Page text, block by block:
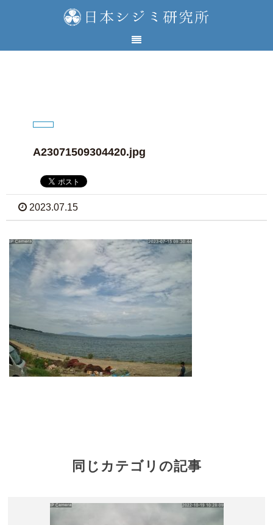
A23071509304420.jpg
2023.07.15
同じカテゴリの記事